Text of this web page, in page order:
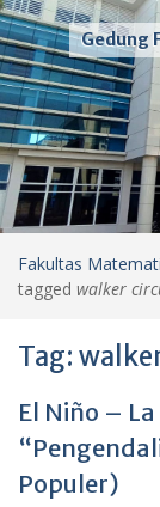
Gedung
Fakultas
tagged walker
Tag:
El Niño –
Populer)